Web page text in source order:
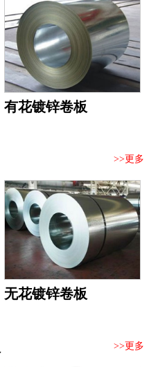
有花镀锌卷板
>>更多
无花镀锌卷板
>>更多